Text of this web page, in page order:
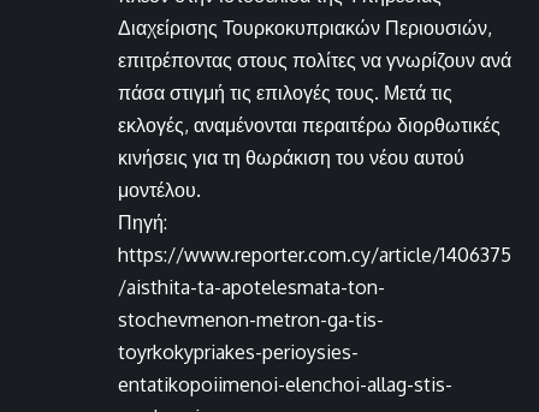
Διαχείρισης Τουρκοκυπριακών Περιουσιών,
επιτρέποντας στους πολίτες να γνωρίζουν ανά
πάσα στιγμή τις επιλογές τους. Μετά τις
εκλογές, αναμένονται περαιτέρω διορθωτικές
κινήσεις για τη θωράκιση του νέου αυτού
μοντέλου.
Πηγή:
https://www.reporter.com.cy/article/1406375
/aisthita-ta-apotelesmata-ton-
stochevmenon-metron-ga-tis-
toyrkokypriakes-perioysies-
entatikopoiimenoi-elenchoi-allag-stis-